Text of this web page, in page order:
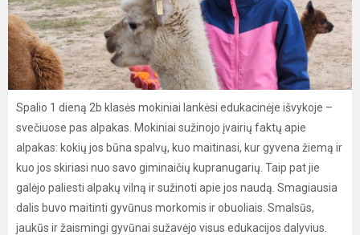
Spalio 1 dieną 2b klasės mokiniai lankėsi edukacinėje išvykoje –
svečiuose pas alpakas. Mokiniai sužinojo įvairių faktų apie
alpakas: kokių jos būna spalvų, kuo maitinasi, kur gyvena žiemą ir
kuo jos skiriasi nuo savo giminaičių kupranugarių. Taip pat jie
galėjo paliesti alpakų vilną ir sužinoti apie jos naudą. Smagiausia
dalis buvo maitinti gyvūnus morkomis ir obuoliais. Smalsūs,
jaukūs ir žaismingi gyvūnai sužavėjo visus edukacijos dalyvius.